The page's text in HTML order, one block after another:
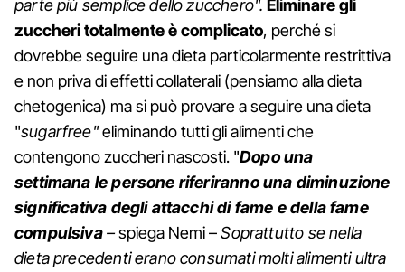
parte più semplice dello zucchero".Eliminare gli
zuccheri totalmente è complicato, perché si
dovrebbe seguire una dieta particolarmente restrittiva
e non priva di effetti collaterali (pensiamo alla dieta
chetogenica) ma si può provare a seguire una dieta
"sugarfree"eliminando tutti gli alimenti che
contengono zuccheri nascosti. "Dopo una
settimana le persone riferiranno una diminuzione
significativa degli attacchi di fame e della fame
compulsiva–spiega Nemi –Soprattutto se nella
dieta precedenti erano consumati molti alimenti ultra